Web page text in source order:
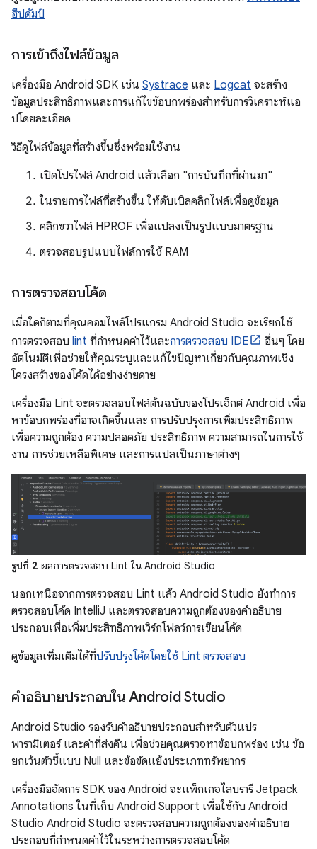
ฮีปดัมป์
การเข้าถึงไฟล์ข้อมูล
เครื่องมือ Android SDK เช่น Systrace และ Logcat จะสร้าง
ข้อมูลประสิทธิภาพและการแก้ไขข้อบกพร่องสำหรับการวิเคราะห์แอ
ปโดยละเอียด
วิธีดูไฟล์ข้อมูลที่สร้างขึ้นซึ่งพร้อมใช้งาน
เปิดโปรไฟล์ Android แล้วเลือก "การบันทึกที่ผ่านมา"
ในรายการไฟล์ที่สร้างขึ้น ให้ดับเบิลคลิกไฟล์เพื่อดูข้อมูล
คลิกขวาไฟล์ HPROF เพื่อแปลงเป็นรูปแบบมาตรฐาน
ตรวจสอบรูปแบบไฟล์การใช้ RAM
การตรวจสอบโค้ด
เมื่อใดก็ตามที่คุณคอมไพล์โปรแกรม Android Studio จะเรียกใช้
การตรวจสอบ lint ที่กำหนดค่าไว้และการตรวจสอบ IDE
อื่นๆ โดย
อัตโนมัติเพื่อช่วยให้คุณระบุและแก้ไขปัญหาเกี่ยวกับคุณภาพเชิง
โครงสร้างของโค้ดได้อย่างง่ายดาย
เครื่องมือ Lint จะตรวจสอบไฟล์ต้นฉบับของโปรเจ็กต์ Android เพื่อ
หาข้อบกพร่องที่อาจเกิดขึ้นและ การปรับปรุงการเพิ่มประสิทธิภาพ
เพื่อความถูกต้อง ความปลอดภัย ประสิทธิภาพ ความสามารถในการใช้
งาน การช่วยเหลือพิเศษ และการแปลเป็นภาษาต่างๆ
รูปที่ 2 ผลการตรวจสอบ Lint ใน Android Studio
นอกเหนือจากการตรวจสอบ Lint แล้ว Android Studio ยังทำการ
ตรวจสอบโค้ด IntelliJ และตรวจสอบความถูกต้องของคำอธิบาย
ประกอบเพื่อเพิ่มประสิทธิภาพเวิร์กโฟลว์การเขียนโค้ด
ดูข้อมูลเพิ่มเติมได้ที่ปรับปรุงโค้ดโดยใช้ Lint ตรวจสอบ
คำอธิบายประกอบใน Android Studio
Android Studio รองรับคำอธิบายประกอบสำหรับตัวแปร
พารามิเตอร์ และค่าที่ส่งคืน เพื่อช่วยคุณตรวจหาข้อบกพร่อง เช่น ข้อ
ยกเว้นตัวชี้แบบ Null และข้อขัดแย้งประเภททรัพยากร
เครื่องมือจัดการ SDK ของ Android จะแพ็กเกจไลบรารี Jetpack
Annotations ในที่เก็บ Android Support เพื่อใช้กับ Android
Studio Android Studio จะตรวจสอบความถูกต้องของคำอธิบาย
ประกอบที่กำหนดค่าไว้ในระหว่างการตรวจสอบโค้ด